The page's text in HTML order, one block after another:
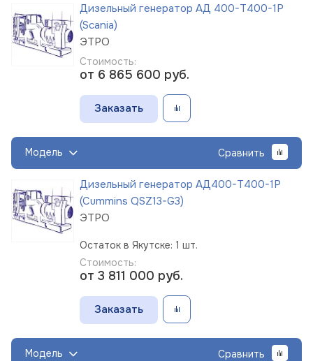
Дизельный генератор АД 400-Т400-1Р
(Scania)
ЭТРО
Стоимость:
от 6 865 600 руб.
Заказать
Модель Сравнить
Дизельный генератор АД400-Т400-1Р
(Cummins QSZ13-G3)
ЭТРО
Остаток в Якутске: 1 шт.
Стоимость:
от 3 811 000 руб.
Заказать
Модель Сравнить